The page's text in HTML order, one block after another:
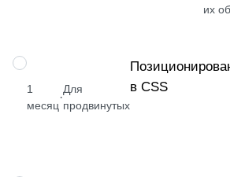
их
НАВЫК
1
месяц
·
Для
продвинутых
в CSS